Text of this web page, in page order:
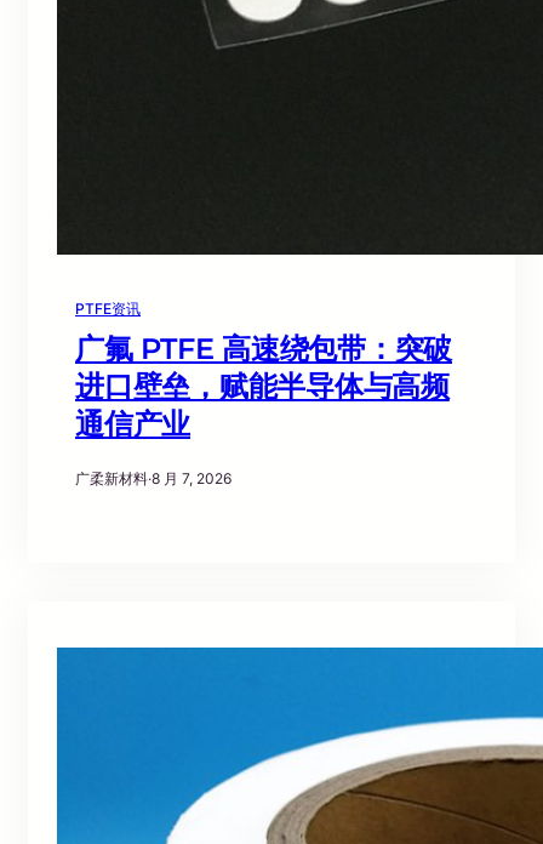
PTFE资讯
广氟 PTFE 高速绕包带：突破
进口壁垒，赋能半导体与高频
通信产业
广柔新材料·8 月 7, 2026